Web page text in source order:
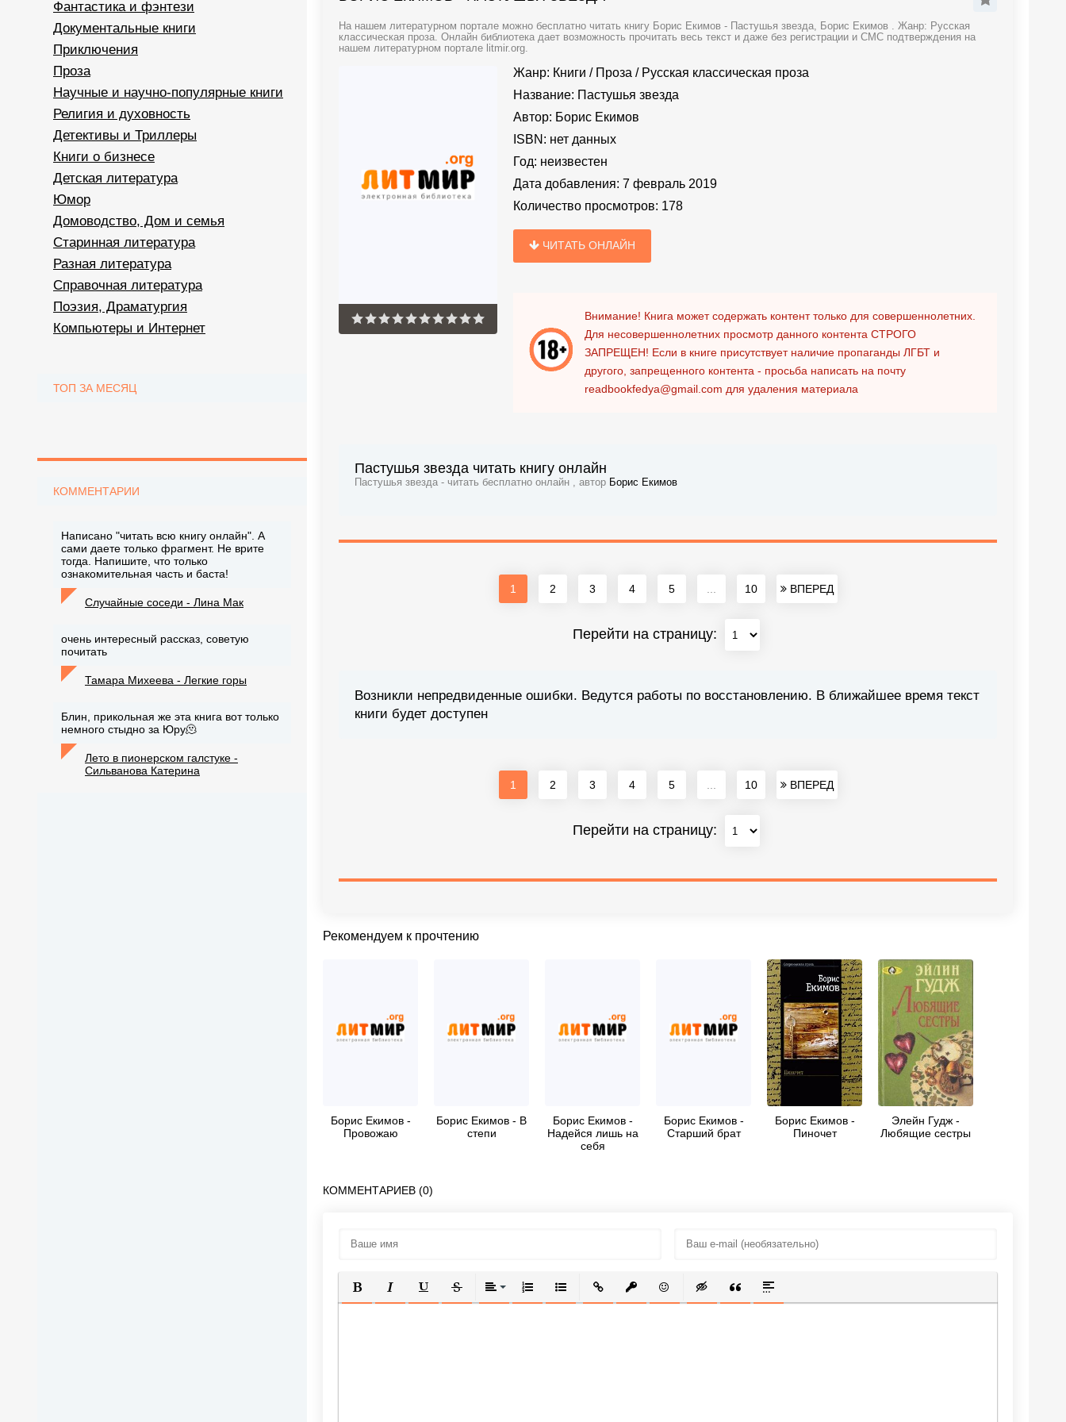
На нашем литературном портале можно бесплатно читать книгу Борис Екимов - Пастушья звезда, Борис Екимов . Жанр: Русская
классическая проза. Онлайн библиотека дает возможность прочитать весь текст и даже без регистрации и СМС подтверждения на
нашем литературном портале litmir.org.
Жанр: Книги / Проза / Русская классическая проза
Название: Пастушья звезда
Автор: Борис Екимов
ISBN: нет данных
Год: неизвестен
Дата добавления: 7 февраль 2019
Количество просмотров: 178
ЧИТАТЬ ОНЛАЙН
Внимание! Книга может содержать контент только для совершеннолетних.
Для несовершеннолетних просмотр данного контента СТРОГО
ЗАПРЕЩЕН! Если в книге присутствует наличие пропаганды ЛГБТ и
другого, запрещенного контента - просьба написать на почту
readbookfedya@gmail.com для удаления материала
Пастушья звезда читать книгу онлайн
Пастушья звезда - читать бесплатно онлайн , автор Борис Екимов
1 2 3 4 5 10 ВПЕРЕД
Перейти на страницу:
Возникли непредвиденные ошибки. Ведутся работы по восстановлению. В ближайшее время текст
книги будет доступен
1 2 3 4 5 10 ВПЕРЕД
Перейти на страницу:
Рекомендуем к прочтению
Борис Екимов -
Провожаю
Борис Екимов - В
степи
Борис Екимов -
Надейся лишь на
себя
Борис Екимов -
Старший брат
Борис Екимов -
Пиночет
Элейн Гудж -
Любящие сестры
КОММЕНТАРИЕВ (0)
ПОЛУЖИРНЫЙ
КУРСИВПОДЧЕРКНУТЫЙ
ЗАЧЕРКНУТЫЙВЫРАВНИВАНИЕ
НУМЕРОВАННЫЙ СПИСОК
МАРКИРОВАННЫЙ СПИСОК
ВСТАВИТЬ ССЫЛКУ
ВСТАВИТЬ ЗАЩИЩЕННУЮ ССЫЛКУ
ВСТАВИТЬ СМАЙЛИК
ВСТАВКА СКРЫТОГО ТЕКСТА
ВСТАВКА ЦИТАТЫ
ВСТАВКА СПОЙЛЕРА
Фантастика и фэнтези
Документальные книги
Приключения
Проза
Научные и научно-популярные книги
Религия и духовность
Детективы и Триллеры
Книги о бизнесе
Детская литература
Юмор
Домоводство, Дом и семья
Старинная литература
Разная литература
Справочная литература
Поэзия, Драматургия
Компьютеры и Интернет
ТОП ЗА МЕСЯЦ
КОММЕНТАРИИ
Написано "читать всю книгу онлайн". А
сами даете только фрагмент. Не врите
тогда. Напишите, что только
ознакомительная часть и баста!
Случайные соседи - Лина Мак
очень интересный рассказ, советую
почитать
Тамара Михеева - Легкие горы
Блин, прикольная же эта книга вот только
немного стыдно за Юру🫠
Лето в пионерском галстуке -
Сильванова Катерина